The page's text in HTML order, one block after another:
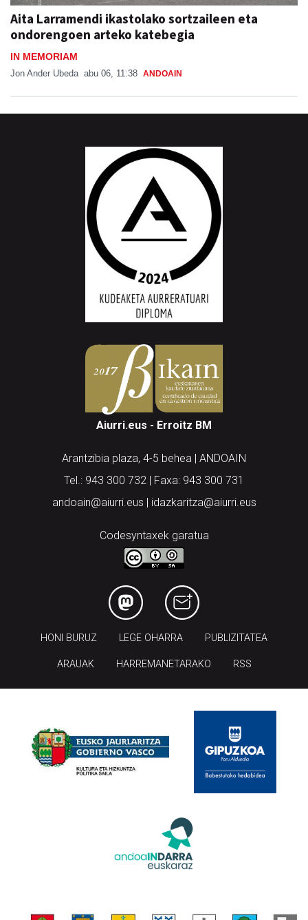
Aita Larramendi ikastolako sortzaileen eta
ondorengoen arteko katebegia
IN MEMORIAM
Jon Ander Ubeda abu 06, 11:38 ANDOAIN
Aiurri.eus - Erroitz BM
Arantzibia plaza, 4-5 behea | ANDOAIN
Tel.: 943 300 732 | Faxa: 943 300 731
andoain@aiurri.eus | idazkaritza@aiurri.eus
Codesyntaxek garatua
HONI BURUZ LEGE OHARRA PUBLIZITATEA
ARAUAK HARREMANETARAKO RSS